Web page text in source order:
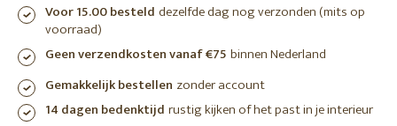
Voor 15.00 besteld dezelfde dag nog verzonden (mits op
voorraad)
Geen verzendkosten vanaf €75 binnen Nederland
Gemakkelijk bestellen zonder account
14 dagen bedenktijd rustig kijken of het past in je interieur